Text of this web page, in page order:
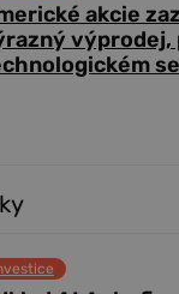
akcie
výprodej,